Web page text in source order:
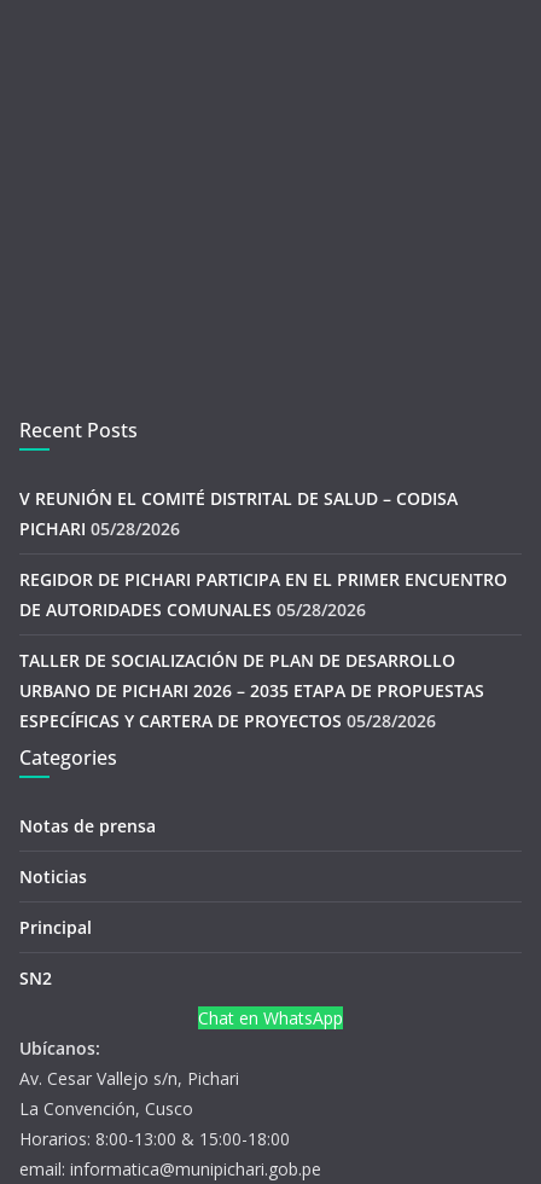
Recent Posts
V REUNIÓN EL COMITÉ DISTRITAL DE SALUD – CODISA
PICHARI 05/28/2026
REGIDOR DE PICHARI PARTICIPA EN EL PRIMER ENCUENTRO
DE AUTORIDADES COMUNALES 05/28/2026
TALLER DE SOCIALIZACIÓN DE PLAN DE DESARROLLO
URBANO DE PICHARI 2026 – 2035 ETAPA DE PROPUESTAS
ESPECÍFICAS Y CARTERA DE PROYECTOS 05/28/2026
Categories
Notas de prensa
Noticias
Principal
SN2
Chat en WhatsApp
Ubícanos:
Av. Cesar Vallejo s/n, Pichari
La Convención, Cusco
Horarios: 8:00-13:00 & 15:00-18:00
email: informatica@munipichari.gob.pe